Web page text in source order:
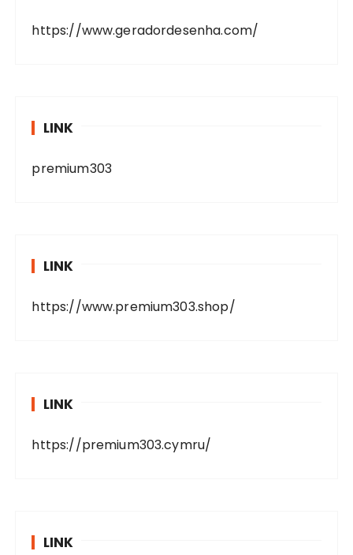
https://www.geradordesenha.com/
LINK
premium303
LINK
https://www.premium303.shop/
LINK
https://premium303.cymru/
LINK